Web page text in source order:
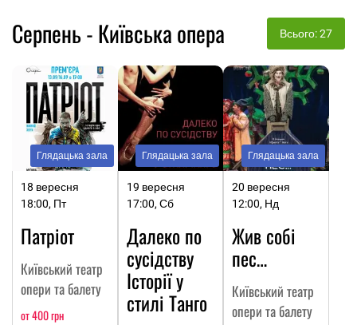
Серпень - Київська опера Всього: 27
Глядацька зала
18 вересня
18:00, Пт
Патріот
Київський театр
опери та балету
от 400 грн
Глядацька зала
19 вересня
17:00, Сб
Далеко по
сусідству
Історії у
стилі Танго
Глядацька зала
20 вересня
12:00, Нд
Жив собі
пес…
Київський театр
опери та балету